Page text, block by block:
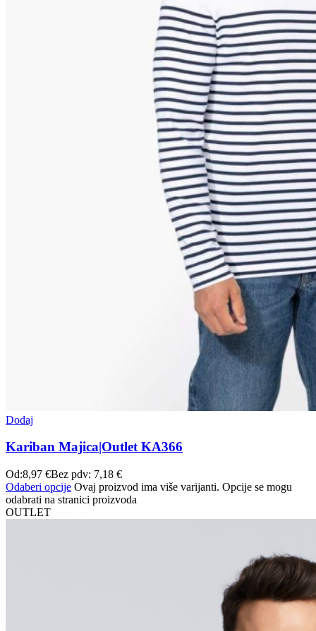
Dodaj
Kariban Majica|Outlet KA366
Od:8,97 €Bez pdv: 7,18 €
Odaberi opcije Ovaj proizvod ima više varijanti. Opcije se mogu
odabrati na stranici proizvoda
OUTLET